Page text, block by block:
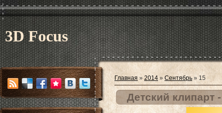
3D Focus
Главная » 2014 » Сентябрь » 15
Детский клипарт